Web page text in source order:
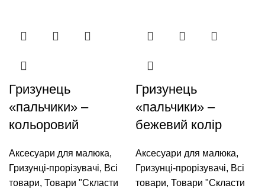
Гризунець
«пальчики» –
кольоровий
Аксесуари для малюка,
Гризунці-прорізувачі, Всі
товари, Товари "Cкласти
Гризунець
«пальчики» –
бежевий колір
Аксесуари для малюка,
Гризунці-прорізувачі, Всі
товари, Товари "Cкласти